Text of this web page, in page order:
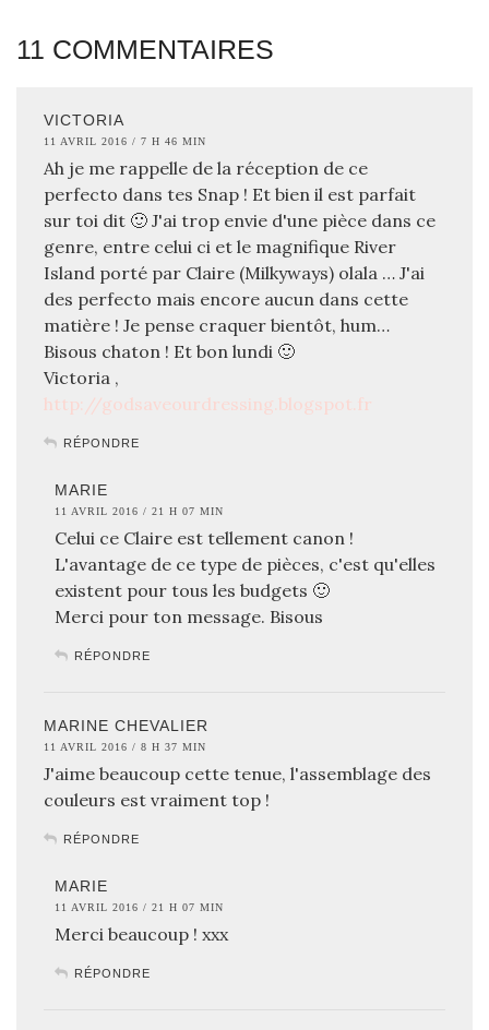
11 COMMENTAIRES
VICTORIA
11 AVRIL 2016 / 7 H 46 MIN
Ah je me rappelle de la réception de ce
perfecto dans tes Snap ! Et bien il est parfait
sur toi dit 🙂 J'ai trop envie d'une pièce dans ce
genre, entre celui ci et le magnifique River
Island porté par Claire (Milkyways) olala … J'ai
des perfecto mais encore aucun dans cette
matière ! Je pense craquer bientôt, hum…
Bisous chaton ! Et bon lundi 🙂
Victoria ,
http://godsaveourdressing.blogspot.fr
RÉPONDRE
MARIE
11 AVRIL 2016 / 21 H 07 MIN
Celui ce Claire est tellement canon !
L'avantage de ce type de pièces, c'est qu'elles
existent pour tous les budgets 🙂
Merci pour ton message. Bisous
RÉPONDRE
MARINE CHEVALIER
11 AVRIL 2016 / 8 H 37 MIN
J'aime beaucoup cette tenue, l'assemblage des
couleurs est vraiment top !
RÉPONDRE
MARIE
11 AVRIL 2016 / 21 H 07 MIN
Merci beaucoup ! xxx
RÉPONDRE